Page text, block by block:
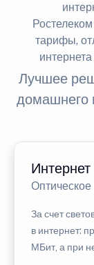
тарифы,
Лучшее
домашнего
За счет
в интернет:
МБит, а при